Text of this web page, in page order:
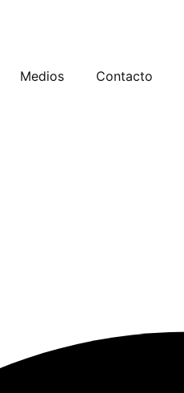
Medios Contacto